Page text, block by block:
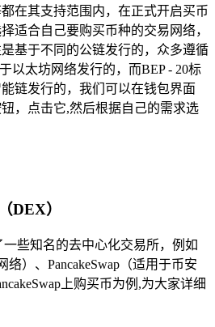
在其支持范围内，在正式开启买币
适合自己要购买币种的交易网络，
基于不同的公链发行的，众多遵循
以太坊网络发行的，而BEP - 20标
链发行的，我们可以在钱包界面
，点击它,然后根据自己的需求选
DEX）
些知名的去中心化交易所，例如
络）、PancakeSwap（适用于币安
上购买币为例,为大家详细